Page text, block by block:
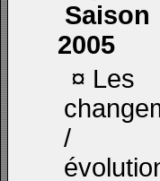
Saison
2005
¤ Les
/